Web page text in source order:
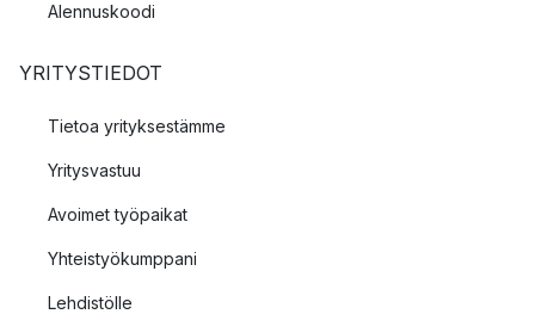
Alennuskoodi
YRITYSTIEDOT
Tietoa yrityksestämme
Yritysvastuu
Avoimet työpaikat
Yhteistyökumppani
Lehdistölle